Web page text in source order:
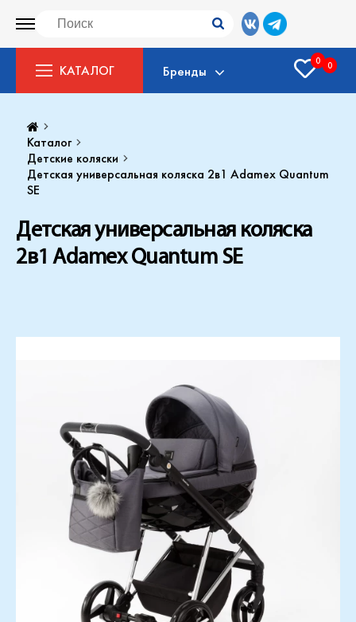
КАТАЛОГ Бренды
0 0
Каталог
Детские коляски
Детская универсальная коляска 2в1 Adamex Quantum
SE
Детская универсальная коляска
2в1 Adamex Quantum SE